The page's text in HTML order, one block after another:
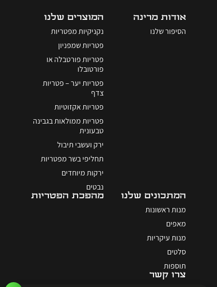
אודות מרינה
הסיפור שלנו
המוצרים שלנו
נקניקיות מפטריות
פטריות שמפניון
פטריות פורטבלה או
פורטובלו
פטריות יער – פטריות
צדף
פטריות אקזוטיות
פטריות ממולאות בגבינה
טבעונית
ירק ועשבי תיבול
תחליפי בשר מפטריות
ירקות מיוחדים
נבטים
המתכונים שלנו
מנות ראשונות
מאפים
מנות עיקריות
סלטים
תוספות
מהפכת הפטריות
צרו קשר